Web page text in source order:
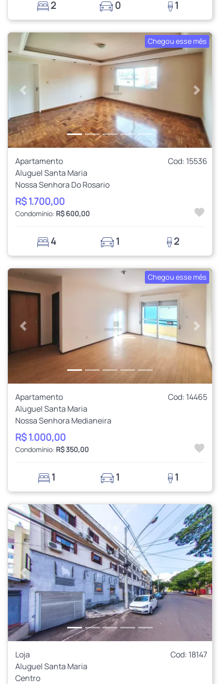
2 0 1
Chegou esse mês
Anterior
Apartamento
Cod: 15536
Aluguel Santa Maria
Nossa Senhora Do Rosario
R$ 1.700,00
Condomínio: R$ 600,00
4 1 2
Chegou esse mês
Anterior
Apartamento
Cod: 14465
Aluguel Santa Maria
Nossa Senhora Medianeira
R$ 1.000,00
Condomínio: R$ 350,00
1 1 1
Anterior
Loja
Cod: 18147
Aluguel Santa Maria
Centro